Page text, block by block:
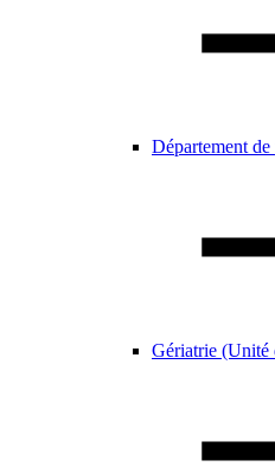
Département
Gériatrie (Unité